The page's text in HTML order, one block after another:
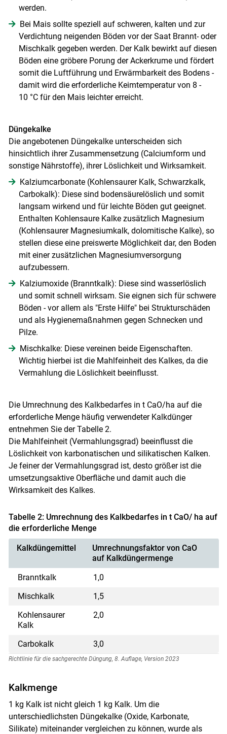
werden.
Bei Mais sollte speziell auf schweren, kalten und zur
Verdichtung neigenden Böden vor der Saat Brannt- oder
Mischkalk gegeben werden. Der Kalk bewirkt auf diesen
Böden eine gröbere Porung der Ackerkrume und fördert
somit die Luftführung und Erwärmbarkeit des Bodens -
damit wird die erforderliche Keimtemperatur von 8 -
10 °C für den Mais leichter erreicht.
Düngekalke
Die angebotenen Dünge­kalke unterscheiden sich
hinsichtlich ihrer Zusammensetzung (Calciumform und
sonstige Nährstoffe), ihrer Löslichkeit und Wirksamkeit.
Kalziumcarbonate (Kohlensaurer Kalk, Schwarzkalk,
Carbokalk): Diese sind bodensäurelöslich und somit
langsam wirkend und für leichte Böden gut geeignet.
Enthalten Kohlensaure Kalke zusätzlich Magnesium
(Kohlensaurer Magnesiumkalk, dolomitische Kalke), so
stellen diese eine preiswerte Möglichkeit dar, den Boden
mit einer zusätzlichen Magnesiumversorgung
aufzubessern.
Kalziumoxide (Branntkalk): Diese sind wasserlöslich
und somit schnell wirksam. Sie eignen sich für schwere
Böden - vor allem als "Erste Hilfe" bei Strukturschäden
und als Hygienemaßnahmen gegen Schnecken und
Pilze.
Mischkalke: Diese vereinen beide Eigenschaften.
Wichtig hierbei ist die Mahlfeinheit des Kalkes, da die
Vermahlung die Löslichkeit beeinflusst.
Die Umrechnung des Kalkbedarfes in t CaO/​ha auf die
erforderliche Menge häufig verwendeter Kalkdünger
entnehmen Sie der Tabelle 2.
Die Mahlfeinheit (Vermah­lungsgrad) beeinflusst die
Löslichkeit von karbonatischen und silikatischen Kalken.
Je feiner der Vermahlungsgrad ist, desto größer ist die
umsetzungsaktive Oberfläche und damit auch die
Wirksamkeit des Kalkes.
Tabelle 2: Umrechnung des Kalkbedarfes in t CaO/ ha auf
die erforderliche Menge
Kalkdüngemittel
Umrechnungsfaktor von CaO
auf Kalkdüngermenge
Branntkalk
1,0
Mischkalk
1,5
Kohlensaurer
Kalk
2,0
Carbokalk 3,0
Richtlinie für die sachgerechte Düngung, 8. Auflage, Version 2023
Kalkmenge
1 kg Kalk ist nicht gleich 1 kg Kalk. Um die
unterschiedlichsten Düngekalke (Oxide, Karbonate,
Silikate) miteinander vergleichen zu können, wurde als